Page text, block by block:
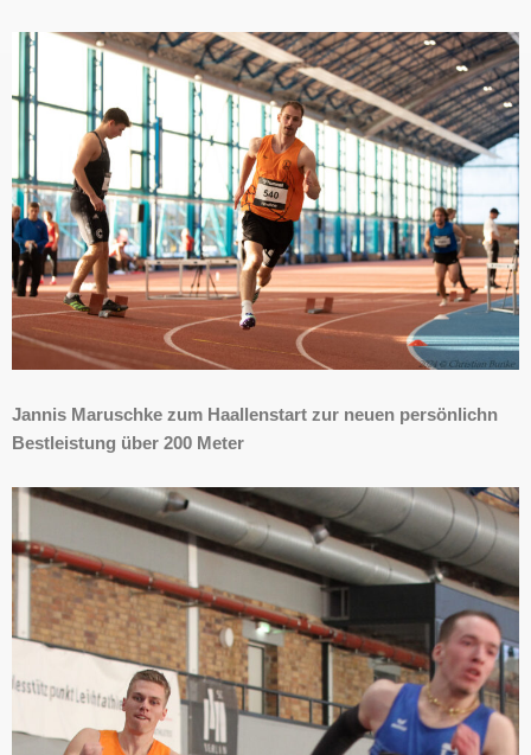
Jannis Maruschke zum Haallenstart zur neuen persönlichn
Bestleistung über 200 Meter